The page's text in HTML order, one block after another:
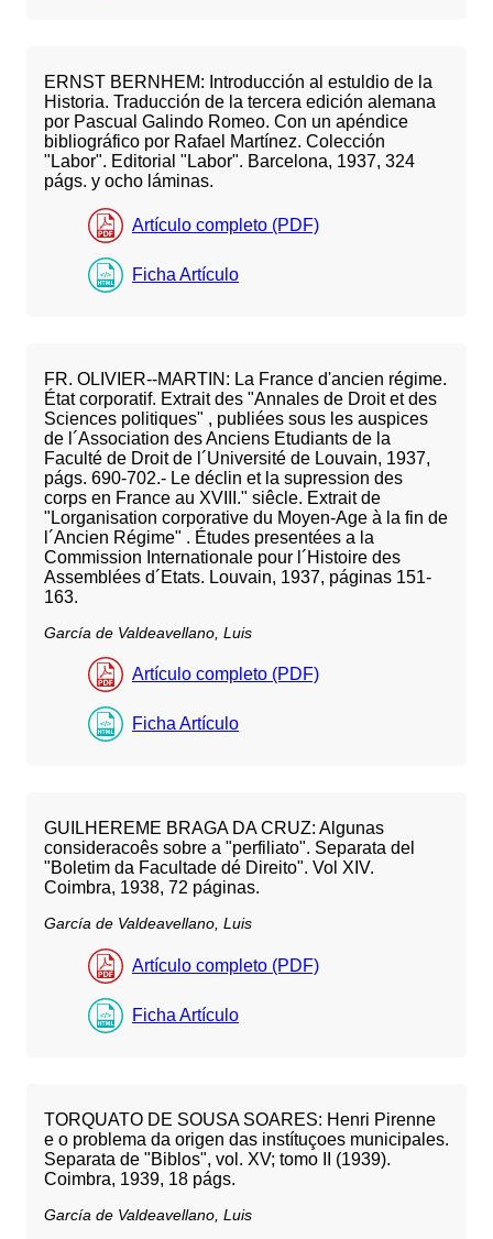
ERNST BERNHEM: Introducción al estuldio de la
Historia. Traducción de la tercera edición alemana
por Pascual Galindo Romeo. Con un apéndice
bibliográfico por Rafael Martínez. Colección
"Labor". Editorial "Labor". Barcelona, 1937, 324
págs. y ocho láminas.
Artículo completo (PDF)
Ficha Artículo
FR. OLIVIER--MARTIN: La France d'ancien régime.
État corporatif. Extrait des "Annales de Droit et des
Sciences politiques" , publiées sous les auspices
de l´Association des Anciens Etudiants de la
Faculté de Droit de l´Université de Louvain, 1937,
págs. 690-702.- Le déclin et la supression des
corps en France au XVIII." siêcle. Extrait de
"Lorganisation corporative du Moyen-Age à la fin de
l´Ancien Régime" . Études presentées a la
Commission Internationale pour l´Histoire des
Assemblées d´Etats. Louvain, 1937, páginas 151-
163.
García de Valdeavellano, Luis
Artículo completo (PDF)
Ficha Artículo
GUILHEREME BRAGA DA CRUZ: Algunas
consideracoês sobre a "perfiliato". Separata del
"Boletim da Facultade dé Direito". Vol XIV.
Coimbra, 1938, 72 páginas.
García de Valdeavellano, Luis
Artículo completo (PDF)
Ficha Artículo
TORQUATO DE SOUSA SOARES: Henri Pirenne
e o problema da origen das instítuçoes municipales.
Separata de "Biblos", vol. XV; tomo II (1939).
Coimbra, 1939, 18 págs.
García de Valdeavellano, Luis